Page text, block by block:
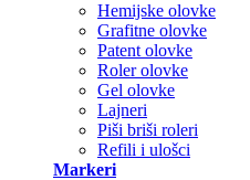
Hemijske olovke
Grafitne olovke
Patent olovke
Roler olovke
Gel olovke
Lajneri
Piši briši roleri
Refili i ulošci
Markeri